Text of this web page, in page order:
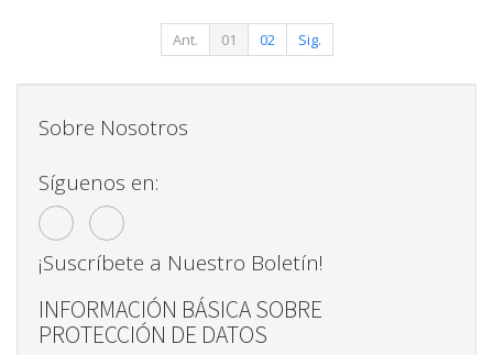
Ant. 01 02 Sig.
Sobre Nosotros
Síguenos en:
¡Suscríbete a Nuestro Boletín!
INFORMACIÓN BÁSICA SOBRE
PROTECCIÓN DE DATOS